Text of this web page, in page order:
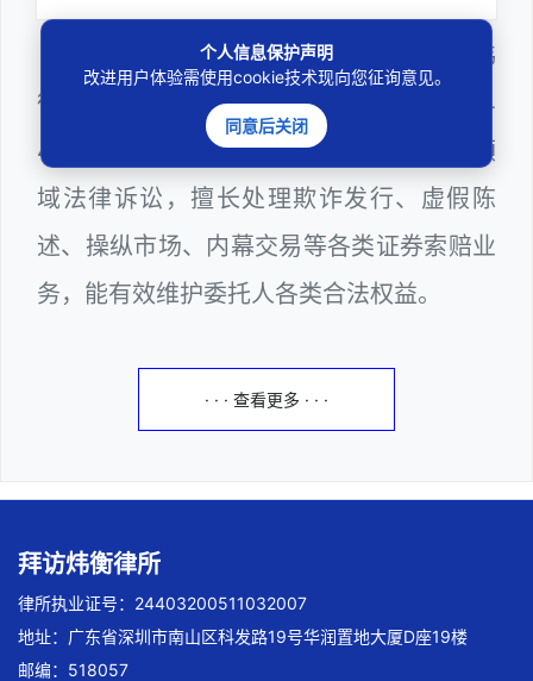
邓杰律师，法律硕士，执业于北京市炜
衡（深圳）律师事务所，律师执业证号为14
403201810022100。邓杰律师熟悉证券领
域法律诉讼，擅长处理欺诈发行、虚假陈
述、操纵市场、内幕交易等各类证券索赔业
务，能有效维护委托人各类合法权益。
· · · 查看更多 · · ·
拜访炜衡律所
律所执业证号：24403200511032007
地址：广东省深圳市南山区科发路19号华润置地大厦D座19楼
邮编：518057
个人信息保护声明
改进用户体验需使用cookie技术现向您征询意见。
同意后关闭